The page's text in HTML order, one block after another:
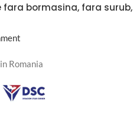
fara bormasina, fara surub,
Romania